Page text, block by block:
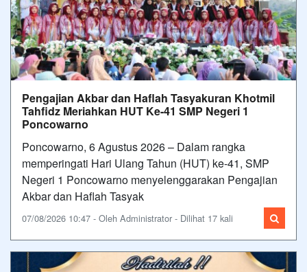
Pengajian Akbar dan Haflah Tasyakuran Khotmil
Tahfidz Meriahkan HUT Ke-41 SMP Negeri 1
Poncowarno
Poncowarno, 6 Agustus 2026 – Dalam rangka
memperingati Hari Ulang Tahun (HUT) ke-41, SMP
Negeri 1 Poncowarno menyelenggarakan Pengajian
Akbar dan Haflah Tasyak
07/08/2026 10:47 - Oleh Administrator - Dilihat 17 kali